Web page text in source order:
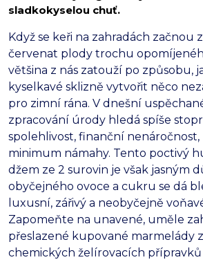
sladkokyselou chuť.
Když se keři na zahradách začnou
červenat plody trochu
většina z nás zatouží po způsobu,
kyselkavé sklizně vytvořit něco
pro zimní rána. V dnešní
zpracování úrody hledá spíše
spolehlivost, finanční nenáročnost,
minimum námahy. Tento poctivý
džem ze 2 surovin je však jasným
obyčejného ovoce a cukru se dá
luxusní, zářivý a neobyčejně
Zapomeňte na unavené, uměle
přeslazené kupované marmelády
chemických želírovacích